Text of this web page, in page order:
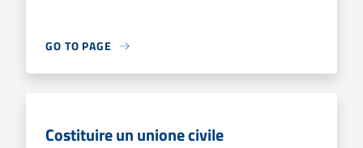
GO TO PAGE
Costituire un unione civile